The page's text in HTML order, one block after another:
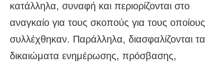
κατάλληλα, συναφή και περιορίζονται στο
αναγκαίο για τους σκοπούς για τους οποίους
συλλέχθηκαν. Παράλληλα, διασφαλίζονται τα
δικαιώματα ενημέρωσης, πρόσβασης,